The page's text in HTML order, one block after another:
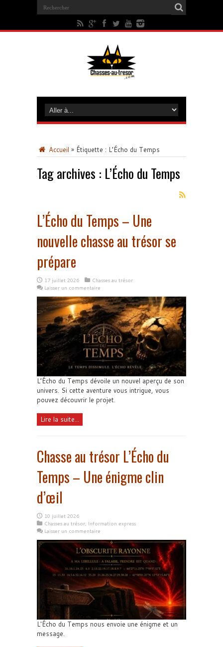
Accueil » Étiquette : L’Écho du Temps
Tag archives : L’Écho du Temps
L’Écho du Temps – Une
nouvelle chasse au trésor se
prépare
17 juillet 2026
Chasses au trésor
Laisser un commentaire
L’Écho du Temps dévoile un nouvel aperçu de son
univers. Si cette aventure vous intrigue, vous
pouvez découvrir le projet.
Lire la suite...
Chasse au trésor L’Écho du
Temps – Une énigme clin
d’œil
10 juillet 2026
Chasses au trésor, Information express
Laisser un commentaire
L'Écho du Temps nous envoie une énigme et un
message.